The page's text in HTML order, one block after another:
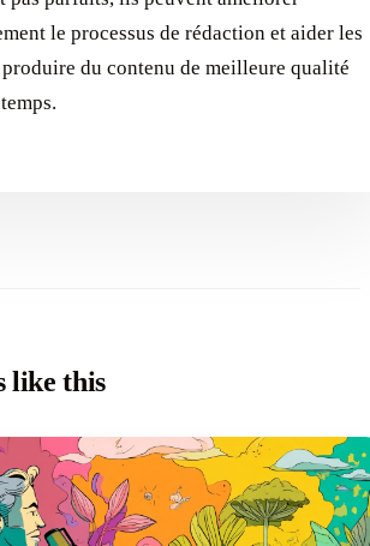
le processus de rédaction et aider les
produire du contenu de meilleure qualité
like this